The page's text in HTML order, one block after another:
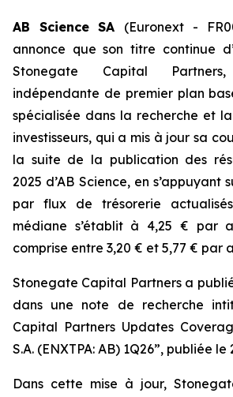
AB Science SA (Euronext -
annonce que son titre continue
Stonegate Capital
indépendante de premier plan
spécialisée dans la recherche et
investisseurs, qui a mis à jour sa
la suite de la publication des
2025 d’AB Science, en s’appuyant
par flux de trésorerie
médiane s’établit à 4,25 € par
comprise entre 3,20 € et 5,77 € par
Stonegate Capital Partners a
dans une note de recherche
Capital Partners Updates
S.A. (ENXTPA: AB) 1Q26”, publiée le
Dans cette mise à jour,